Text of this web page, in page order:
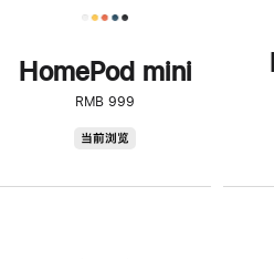
HomePod mini
RMB 999
当前浏览